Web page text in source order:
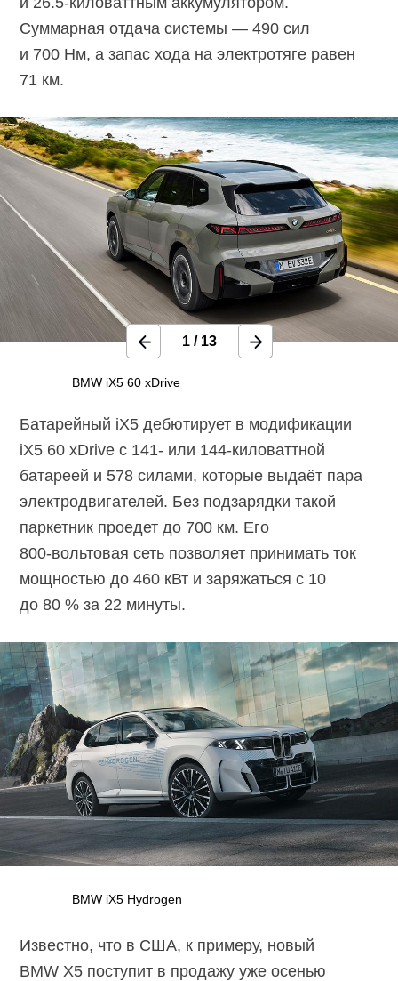
Суммарная отдача системы — 490 сил
и 700 Нм, а запас хода на электротяге равен
71 км.
BMW iX5 60 xDrive
1/ 13
Батарейный iX5 дебютирует в модификации
iX5 60 xDrive с 141- или 144-киловаттной
батареей и 578 силами, которые выдаёт пара
электродвигателей. Без подзарядки такой
паркетник проедет до 700 км. Его
800-вольтовая сеть позволяет принимать ток
мощностью до 460 кВт и заряжаться с 10
до 80 % за 22 минуты.
BMW iX5 Hydrogen
Известно, что в США, к примеру, новый
BMW X5 поступит в продажу уже осенью